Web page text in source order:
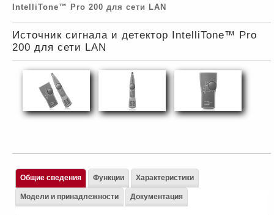
IntelliTone™ Pro 200 для сети LAN
Источник сигнала и детектор IntelliTone™ Pro
200 для сети LAN
Общие сведения Функции Характеристики
Модели и принадлежности Документация